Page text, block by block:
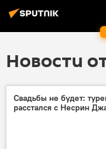
Новости
Свадьбы не будет:
расстался с Несрин